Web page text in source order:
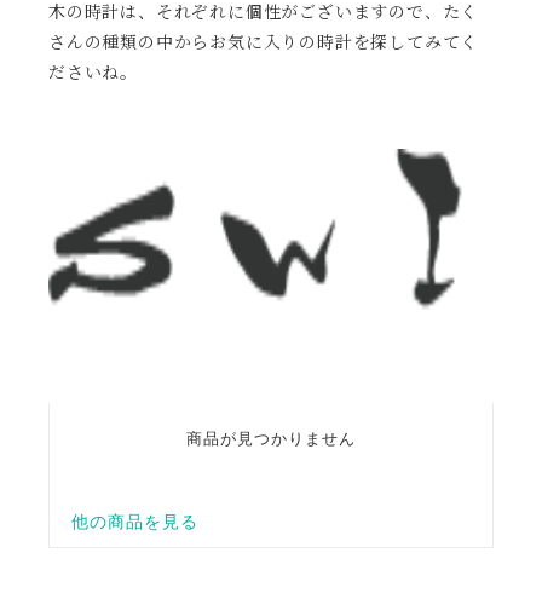
木の時計は、それぞれに個性がございますので、たく
さんの種類の中からお気に入りの時計を探してみてく
ださいね。